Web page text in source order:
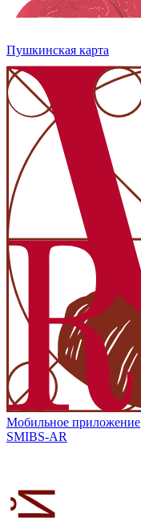
Пушкинская карта
Мобильное приложение
SMIBS-AR